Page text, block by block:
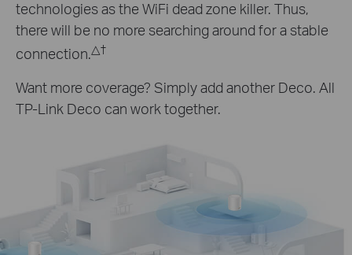
technologies as the WiFi dead zone killer. Thus,
there will be no more searching around for a stable
connection.△†
Want more coverage? Simply add another Deco. All
TP-Link Deco can work together.